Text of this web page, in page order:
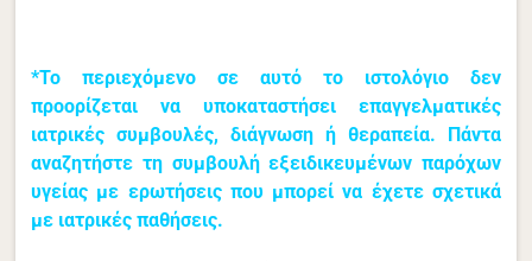
*Το περιεχόμενο σε αυτό το ιστολόγιο δεν
προορίζεται να υποκαταστήσει επαγγελματικές
ιατρικές συμβουλές, διάγνωση ή θεραπεία. Πάντα
αναζητήστε τη συμβουλή εξειδικευμένων παρόχων
υγείας με ερωτήσεις που μπορεί να έχετε σχετικά
με ιατρικές παθήσεις.